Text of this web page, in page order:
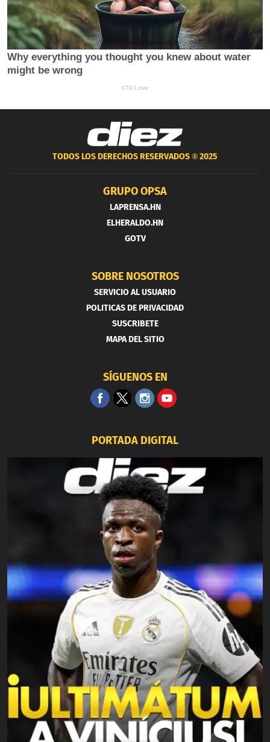
TODOS LOS DERECHOS RESERVADOS ®2025
GRUPO OPSA
LAPRENSA.HN
ELHERALDO.HN
GOTV
SOBRE NOSOTROS
SERVICIO AL USUARIO
POLITICAS DE PRIVACIDAD
SUSCRIBETE
MAPA DEL SITIO
SÍGUENOS EN
PORTADA DIGITAL